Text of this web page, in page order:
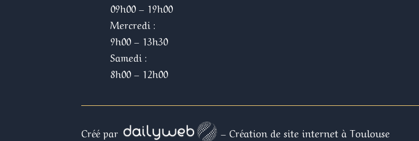
09h00 – 19h00
Mercredi :
9h00 – 13h30
Samedi :
8h00 – 12h00
Créé par – Création de site internet à Toulouse